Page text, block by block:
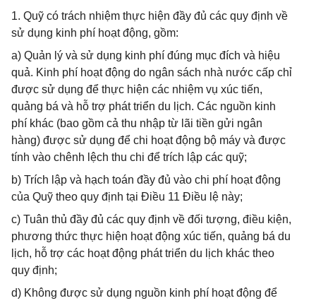
1. Quỹ có trách nhiệm thực hiện đầy đủ các quy định về
sử dụng kinh phí hoạt động, gồm:
a) Quản lý và sử dụng kinh phí đúng mục đích và hiệu
quả. Kinh phí hoạt động do ngân sách nhà nước cấp chỉ
được sử dụng để thực hiện các nhiệm vụ xúc tiến,
quảng bá và hỗ trợ phát triển du lịch. Các nguồn kinh
phí khác (bao gồm cả thu nhập từ lãi tiền gửi ngân
hàng) được sử dụng để chi hoạt động bộ máy và được
tính vào chênh lệch thu chi để trích lập các quỹ;
b) Trích lập và hạch toán đầy đủ vào chi phí hoạt động
của Quỹ theo quy định tại Điều 11 Điều lệ này;
c) Tuân thủ đầy đủ các quy định về đối tượng, điều kiện,
phương thức thực hiện hoạt động xúc tiến, quảng bá du
lịch, hỗ trợ các hoạt động phát triển du lịch khác theo
quy định;
d) Không được sử dụng nguồn kinh phí hoạt động để